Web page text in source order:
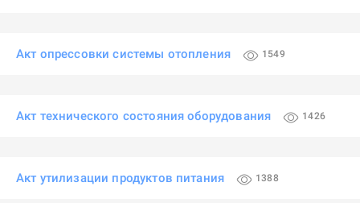
Акт опрессовки системы отопления 1549
Акт технического состояния оборудования 1426
Акт утилизации продуктов питания 1388